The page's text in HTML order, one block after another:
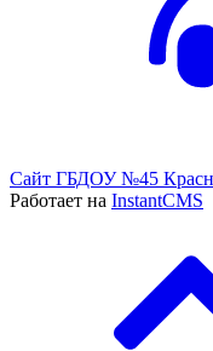
Сайт ГБДОУ №45
Работает на InstantCMS